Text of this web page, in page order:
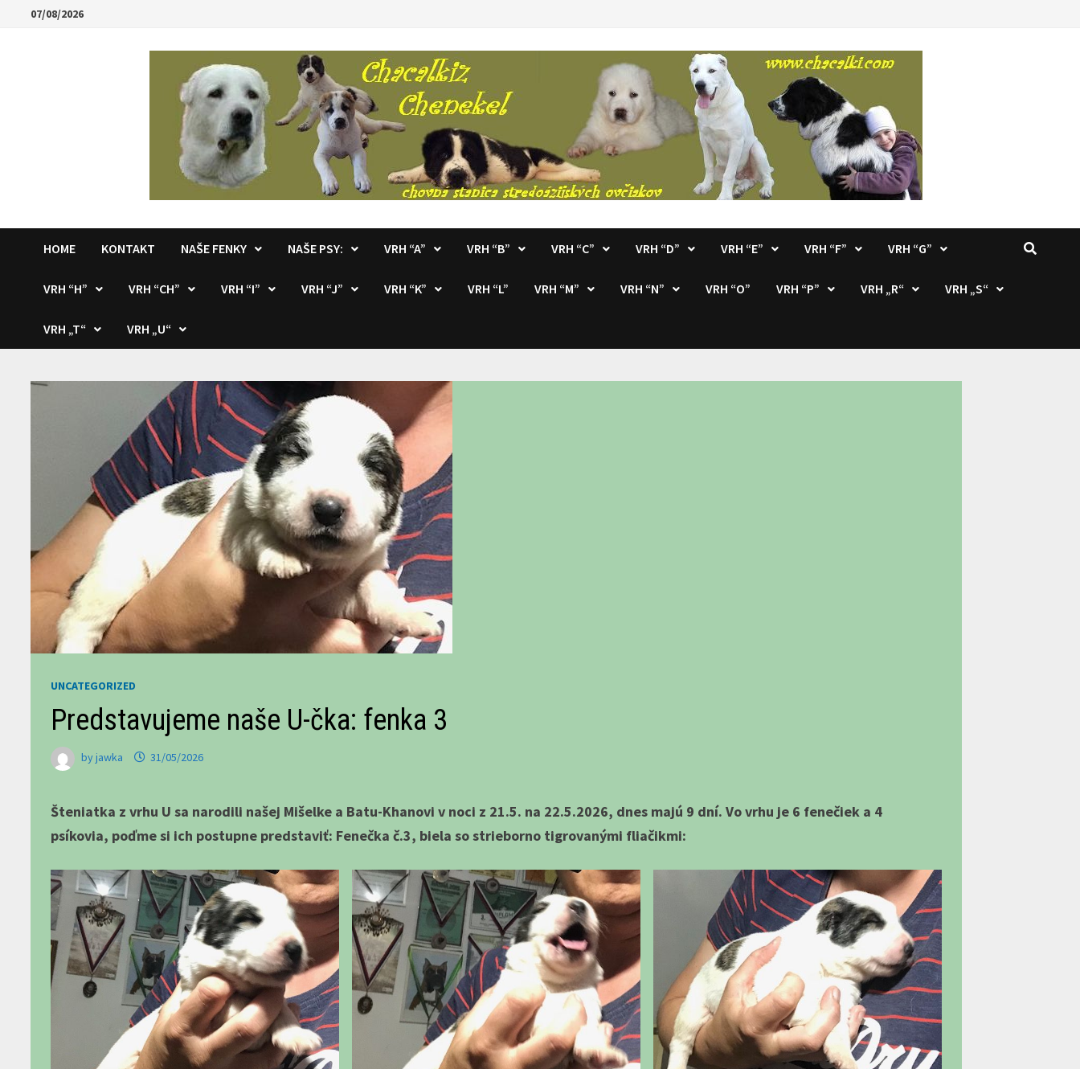
07/08/2026
HOME KONTAKT NAŠE FENKY NAŠE PSY: VRH “A” VRH “B” VRH “C” VRH “D” VRH “E” VRH “F” VRH “G”
VRH “H” VRH “CH” VRH “I” VRH “J” VRH “K” VRH “L” VRH “M” VRH “N” VRH “O” VRH “P” VRH „R“ VRH „S“
VRH „T“ VRH „U“
UNCATEGORIZED
Predstavujeme naše U-čka: fenka 3
byjawka 31/05/2026
Šteniatka z vrhu U sa narodili našej Mišelke a Batu-Khanovi v noci z 21.5. na 22.5.2026, dnes majú 9 dní. Vo vrhu je 6 fenečiek a 4
psíkovia, poďme si ich postupne predstaviť: Fenečka č.3, biela so strieborno tigrovanými fliačikmi: